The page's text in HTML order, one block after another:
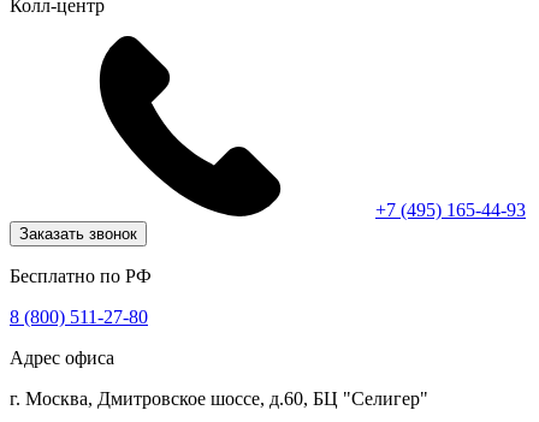
Колл-центр
+7 (495) 165-44-93
Заказать звонок
Бесплатно по РФ
8 (800) 511-27-80
Адрес офиса
г. Москва, Дмитровское шоссе, д.60, БЦ "Селигер"